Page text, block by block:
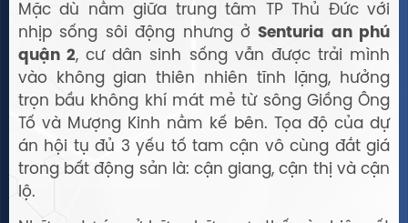
Mặc dù nằm giữa trung tâm TP Thủ Đức với
nhịp sống sôi động nhưng ởSenturia an phú
quận 2, cư dân sinh sống vẫn được trải mình
vào không gian thiên nhiên tĩnh lặng, hưởng
trọn bầu không khí mát mẻ từ sông Giồng Ông
Tố và Mượng Kinh nằm kế bên. Tọa độ của dự
án hội tụ đủ 3 yếu tố tam cận vô cùng đắt giá
trong bất động sản là: cận giang, cận thị và cận
lộ.